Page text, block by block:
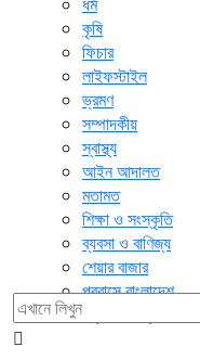
কৃষি
ফিচার
লাইফস্টাইল
ভ্রমণ
সম্পাদকীয়
স্বাস্থ্য
আইন আদালত
মতামত
শিক্ষা ও সংস্কৃতি
ব্যবসা ও বাণিজ্য
শেয়ার বাজার
প্রবাসে বাংলাদেশ